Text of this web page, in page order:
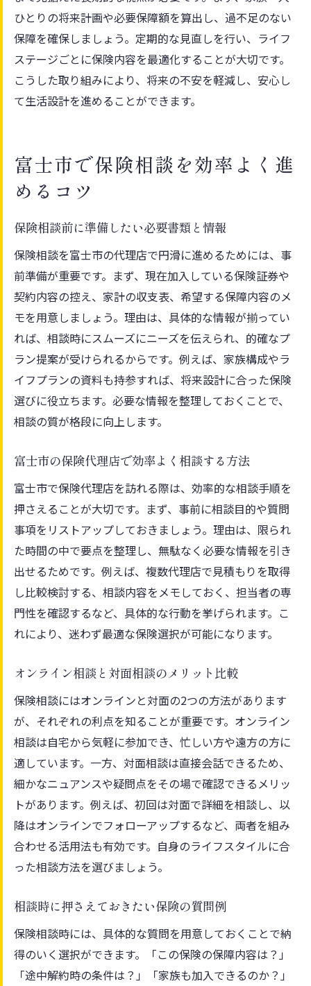
ひとりの将来計画や必要保障額を算出し、過不足のない
保障を確保しましょう。定期的な見直しを行い、ライフ
ステージごとに保険内容を最適化することが大切です。
こうした取り組みにより、将来の不安を軽減し、安心し
て生活設計を進めることができます。
富士市で保険相談を効率よく進
めるコツ
保険相談前に準備したい必要書類と情報
保険相談を富士市の代理店で円滑に進めるためには、事
前準備が重要です。まず、現在加入している保険証券や
契約内容の控え、家計の収支表、希望する保障内容のメ
モを用意しましょう。理由は、具体的な情報が揃ってい
れば、相談時にスムーズにニーズを伝えられ、的確なプ
ラン提案が受けられるからです。例えば、家族構成やラ
イフプランの資料も持参すれば、将来設計に合った保険
選びに役立ちます。必要な情報を整理しておくことで、
相談の質が格段に向上します。
富士市の保険代理店で効率よく相談する方法
富士市で保険代理店を訪れる際は、効率的な相談手順を
押さえることが大切です。まず、事前に相談目的や質問
事項をリストアップしておきましょう。理由は、限られ
た時間の中で要点を整理し、無駄なく必要な情報を引き
出せるためです。例えば、複数代理店で見積もりを取得
し比較検討する、相談内容をメモしておく、担当者の専
門性を確認するなど、具体的な行動を挙げられます。こ
れにより、迷わず最適な保険選択が可能になります。
オンライン相談と対面相談のメリット比較
保険相談にはオンラインと対面の2つの方法があります
が、それぞれの利点を知ることが重要です。オンライン
相談は自宅から気軽に参加でき、忙しい方や遠方の方に
適しています。一方、対面相談は直接会話できるため、
細かなニュアンスや疑問点をその場で確認できるメリッ
トがあります。例えば、初回は対面で詳細を相談し、以
降はオンラインでフォローアップするなど、両者を組み
合わせる活用法も有効です。自身のライフスタイルに合
った相談方法を選びましょう。
相談時に押さえておきたい保険の質問例
保険相談時には、具体的な質問を用意しておくことで納
得のいく選択ができます。「この保険の保障内容は？」
「途中解約時の条件は？」「家族も加入できるのか？」